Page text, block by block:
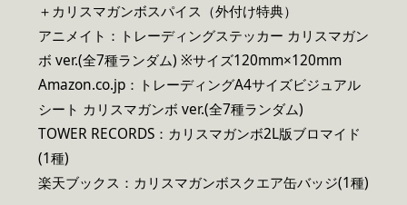
＋カリスマガンボスパイス（外付け特典）
アニメイト：トレーディングステッカー カリスマガン
ボ ver.(全7種ランダム) ※サイズ120mm×120mm​
Amazon.co.jp：トレーディングA4サイズビジュアル
シート カリスマガンボ ver.(全7種ランダム)​
TOWER RECORDS：カリスマガンボ2L版ブロマイド
(1種) ​
楽天ブックス：カリスマガンボスクエア缶バッジ(1種)